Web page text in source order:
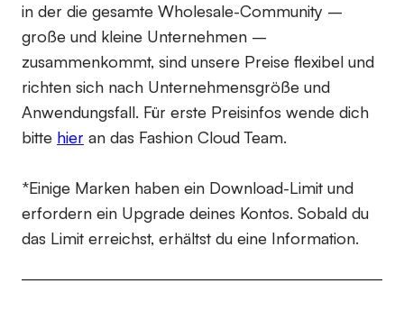
in der die gesamte Wholesale-Community –
große und kleine Unternehmen –
zusammenkommt, sind unsere Preise flexibel und
richten sich nach Unternehmensgröße und
Anwendungsfall. Für erste Preisinfos wende dich
bitte hier an das Fashion Cloud Team.
*Einige Marken haben ein Download-Limit und
erfordern ein Upgrade deines Kontos. Sobald du
das Limit erreichst, erhältst du eine Information.